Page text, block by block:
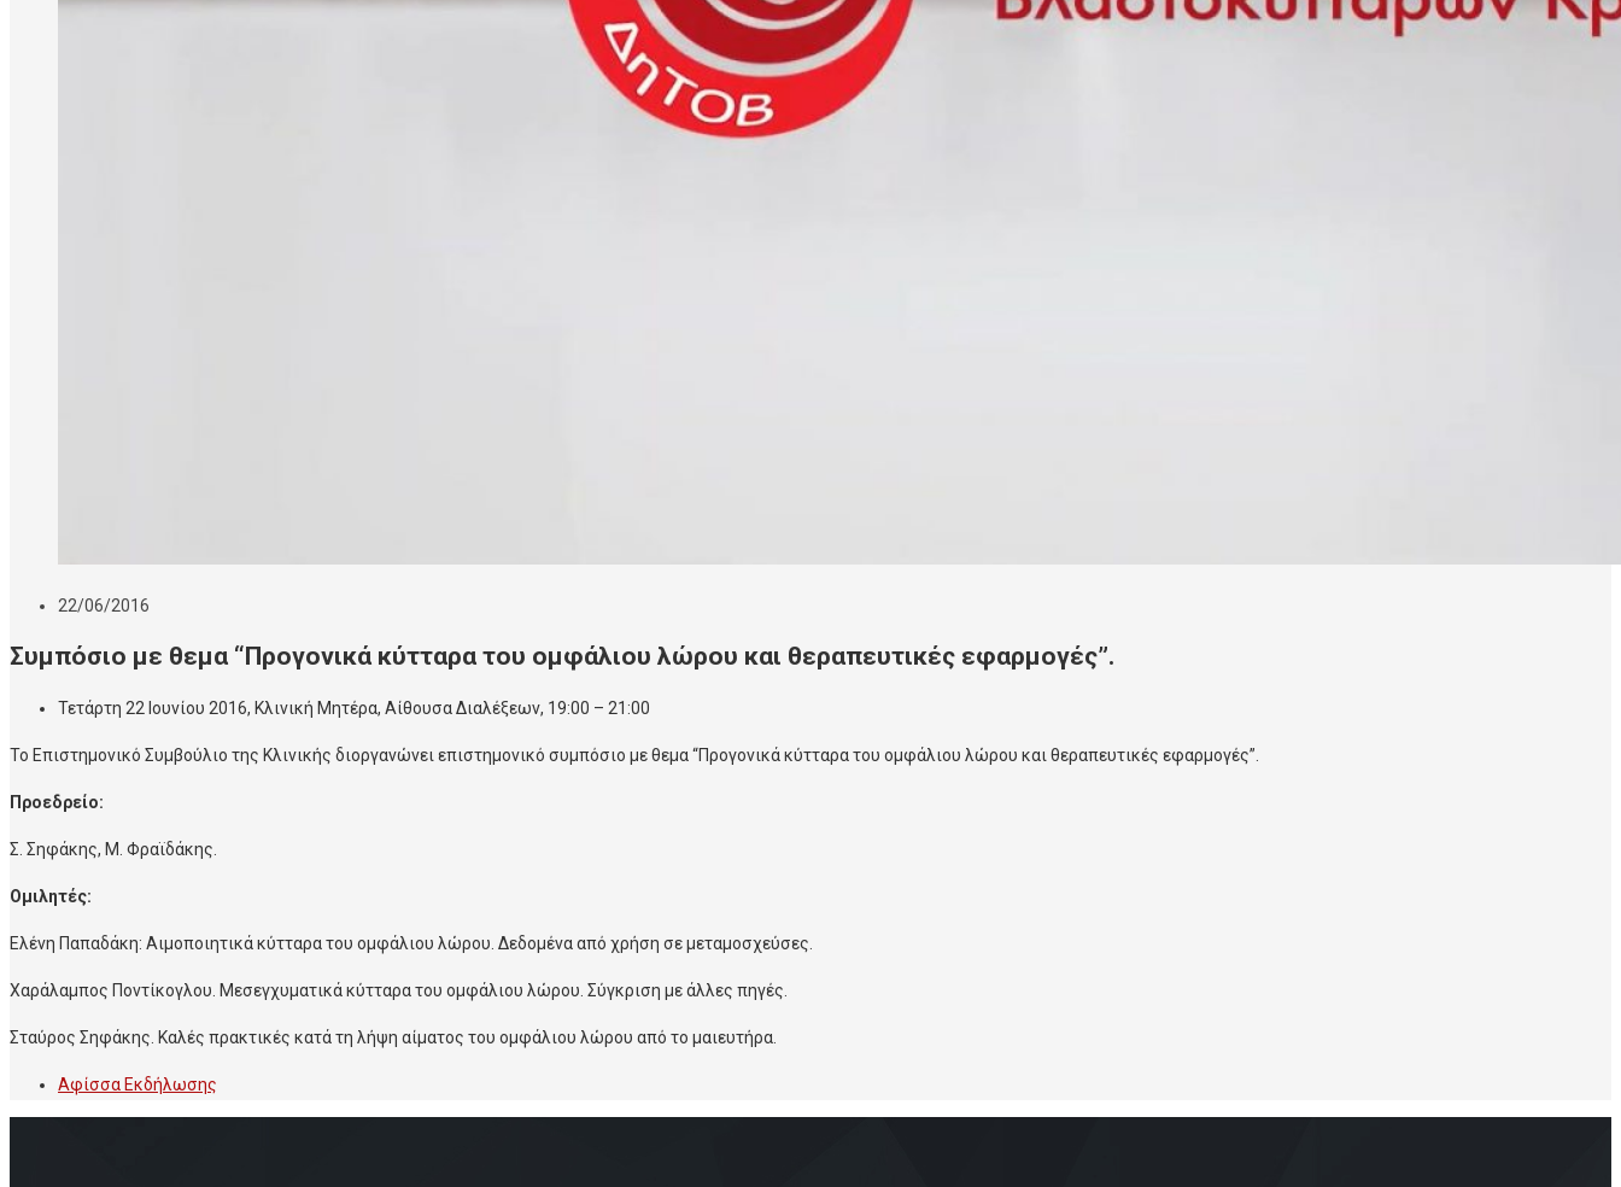
22/06/2016
Συμπόσιο με θεμα “Προγονικά κύτταρα του ομφάλιου λώρου και θεραπευτικές εφαρμογές”.
Τετάρτη 22 Ιουνίου 2016, Κλινική Μητέρα, Αίθουσα Διαλέξεων, 19:00 – 21:00
Το Επιστημονικό Συμβούλιο της Κλινικής διοργανώνει επιστημονικό συμπόσιο με θεμα “Προγονικά κύτταρα του ομφάλιου λώρου και θεραπευτικές εφαρμογές”.
Προεδρείο:
Σ. Σηφάκης, Μ. Φραϊδάκης.
Ομιλητές:
Ελένη Παπαδάκη: Αιμοποιητικά κύτταρα του ομφάλιου λώρου. Δεδομένα από χρήση σε μεταμοσχεύσες.
Χαράλαμπος Ποντίκογλου. Μεσεγχυματικά κύτταρα του ομφάλιου λώρου. Σύγκριση με άλλες πηγές.
Σταύρος Σηφάκης. Καλές πρακτικές κατά τη λήψη αίματος του ομφάλιου λώρου από το μαιευτήρα.
Αφίσσα Εκδήλωσης